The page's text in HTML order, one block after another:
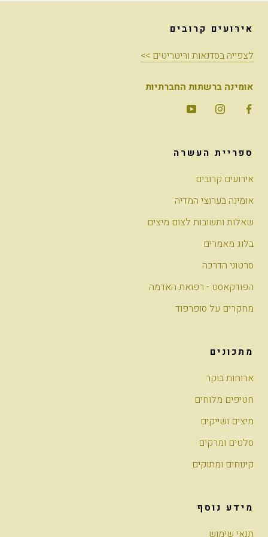
אירועים קרובים
לצפייה בסדנאות וריטריטים >>
אומינה ברשתות החברתיות
ספריית העשרה
אירועים קרובים
אומינה בערוצי המדיה
שאלות ותשובות לצום מיצים
בלוג מאמרים
סרטוני הדרכה
הפודקאסט - רפואת האדמה
מחקרים על סופרפוד
מתכונים
ארוחות בוקר
חטיפים מלוחים
מיצים ושייקים
סלטים ומרקים
קינוחים ומתוקים
מידע נוסף
תנאי שימוש